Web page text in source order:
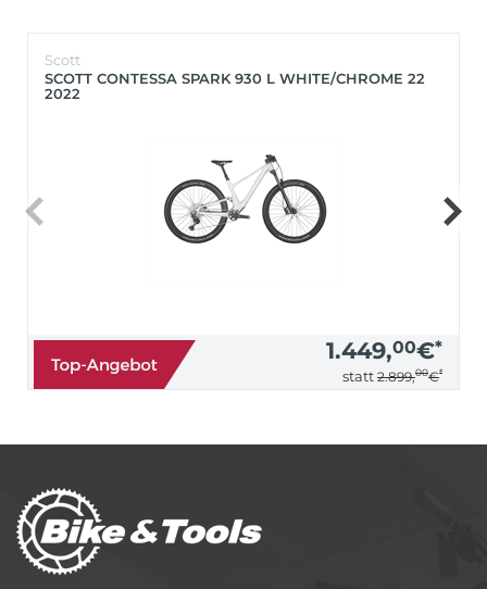
Scott
SCOTT CONTESSA SPARK 930 L WHITE/CHROME 22
2022
1.449,00€*
statt 2.899,00€*